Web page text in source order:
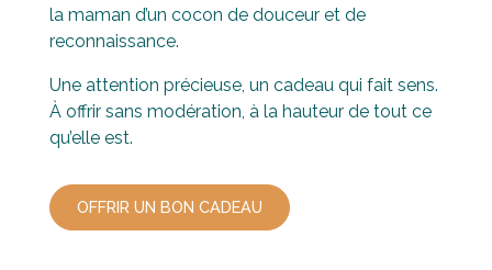
la maman d’un cocon de douceur et de
reconnaissance.
Une attention précieuse, un cadeau qui fait sens.
À offrir sans modération, à la hauteur de tout ce
qu’elle est.
OFFRIR UN BON CADEAU